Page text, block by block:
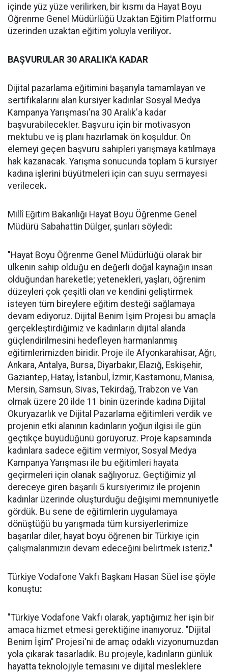
içinde yüz yüze verilirken, bir kısmı da Hayat Boyu
Öğrenme Genel Müdürlüğü Uzaktan Eğitim Platformu
üzerinden uzaktan eğitim yoluyla veriliyor.
BAŞVURULAR 30 ARALIK'A KADAR
Dijital pazarlama eğitimini başarıyla tamamlayan ve
sertifikalarını alan kursiyer kadınlar Sosyal Medya
Kampanya Yarışması'na 30 Aralık'a kadar
başvurabilecekler. Başvuru için bir motivasyon
mektubu ve iş planı hazırlamak ön koşuldur. Ön
elemeyi geçen başvuru sahipleri yarışmaya katılmaya
hak kazanacak. Yarışma sonucunda toplam 5 kursiyer
kadına işlerini büyütmeleri için can suyu sermayesi
verilecek.
Millî Eğitim Bakanlığı Hayat Boyu Öğrenme Genel
Müdürü Sabahattin Dülger, şunları söyledi:
"Hayat Boyu Öğrenme Genel Müdürlüğü olarak bir
ülkenin sahip olduğu en değerli doğal kaynağın insan
olduğundan hareketle; yetenekleri, yaşları, öğrenim
düzeyleri çok çeşitli olan ve kendini geliştirmek
isteyen tüm bireylere eğitim desteği sağlamaya
devam ediyoruz. Dijital Benim İşim Projesi bu amaçla
gerçekleştirdiğimiz ve kadınların dijital alanda
güçlendirilmesini hedefleyen harmanlanmış
eğitimlerimizden biridir. Proje ile Afyonkarahisar, Ağrı,
Ankara, Antalya, Bursa, Diyarbakır, Elazığ, Eskişehir,
Gaziantep, Hatay, İstanbul, İzmir, Kastamonu, Manisa,
Mersin, Samsun, Sivas, Tekirdağ, Trabzon ve Van
olmak üzere 20 ilde 11 binin üzerinde kadına Dijital
Okuryazarlık ve Dijital Pazarlama eğitimleri verdik ve
projenin etki alanının kadınların yoğun ilgisi ile gün
geçtikçe büyüdüğünü görüyoruz. Proje kapsamında
kadınlara sadece eğitim vermiyor, Sosyal Medya
Kampanya Yarışması ile bu eğitimleri hayata
geçirmeleri için olanak sağlıyoruz. Geçtiğimiz yıl
dereceye giren başarılı 5 kursiyerimiz ile projenin
kadınlar üzerinde oluşturduğu değişimi memnuniyetle
gördük. Bu sene de eğitimlerin uygulamaya
dönüştüğü bu yarışmada tüm kursiyerlerimize
başarılar diler, hayat boyu öğrenen bir Türkiye için
çalışmalarımızın devam edeceğini belirtmek isteriz."
Türkiye Vodafone Vakfı Başkanı Hasan Süel ise şöyle
konuştu:
"Türkiye Vodafone Vakfı olarak, yaptığımız her işin bir
amaca hizmet etmesi gerektiğine inanıyoruz. "Dijital
Benim İşim" Projesi'ni de amaç odaklı vizyonumuzdan
yola çıkarak tasarladık. Bu projeyle, kadınların günlük
hayatta teknolojiyle temasını ve dijital mesleklere